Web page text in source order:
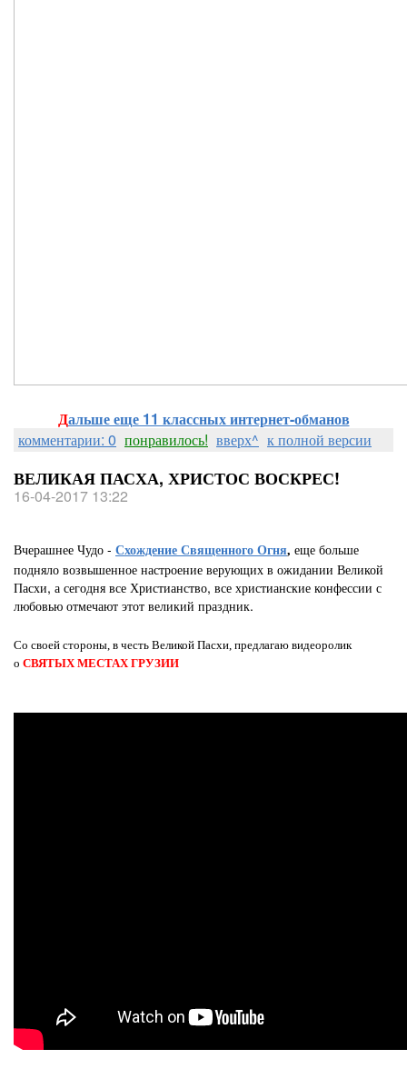
Дальше еще 11 классных интернет-обманов
комментарии: 0 понравилось! вверх^ к полной версии
ВЕЛИКАЯ ПАСХА, ХРИСТОС ВОСКРЕС!
16-04-2017 13:22
Вчерашнее Чудо - Схождение Священного Огня, еще больше
подняло возвышенное настроение верующих в ожидании Великой
Пасхи, а сегодня все Христианство, все христианские конфессии с
любовью отмечают этот великий праздник.
Со своей стороны, в честь Великой Пасхи, предлагаю видеоролик
о СВЯТЫХ МЕСТАХ ГРУЗИИ